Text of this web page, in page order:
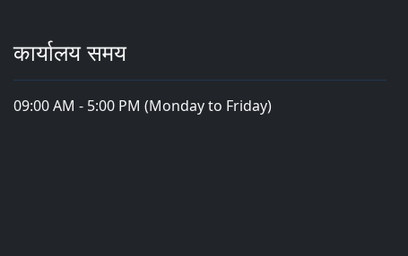
कार्यालय समय
09:00 AM - 5:00 PM (Monday to Friday)